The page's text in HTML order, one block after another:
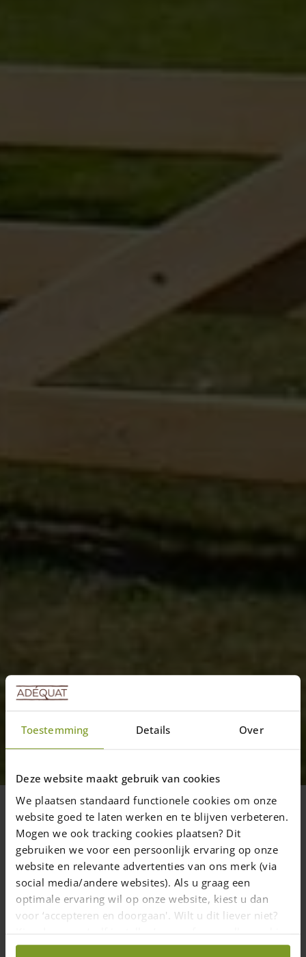
Toestemming Details Over
Deze website maakt gebruik van cookies
We plaatsen standaard functionele cookies om onze
website goed te laten werken en te blijven verbeteren.
Mogen we ook tracking cookies plaatsen? Dit
gebruiken we voor een persoonlijk ervaring op onze
website en relevante advertenties van ons merk (via
social media/andere websites). Als u graag een
optimale ervaring wil op onze website, kiest u dan
voor ‘accepteren en doorgaan'. Wilt u dit liever niet?
Kies dan voor ‘zelf instellen’ en geef aan welke cookies
wij wel mogen verzamelen.
Her finder du en oversigt over projekter
hvor der er anbragt Hollandske låger.
4 januar 2018 —
1 min read
Her finder du en oversigt over projekter hvor der er anbragt
Hollandske låger.